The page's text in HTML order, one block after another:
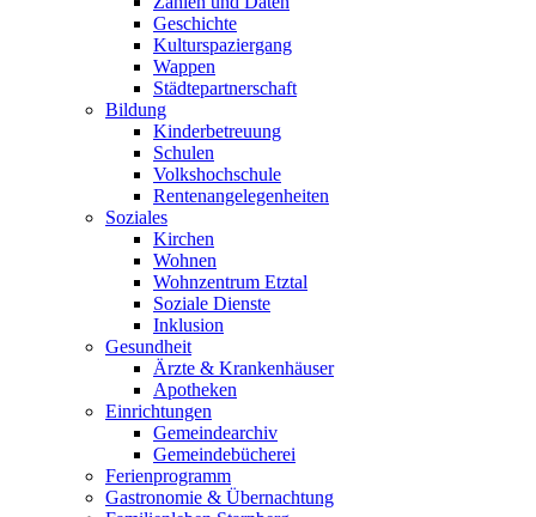
Geschichte
Kulturspaziergang
Wappen
Städtepartnerschaft
Bildung
Kinderbetreuung
Schulen
Volkshochschule
Rentenangelegenheiten
Soziales
Kirchen
Wohnen
Wohnzentrum Etztal
Soziale Dienste
Inklusion
Gesundheit
Ärzte & Krankenhäuser
Apotheken
Einrichtungen
Gemeindearchiv
Gemeindebücherei
Ferienprogramm
Gastronomie & Übernachtung